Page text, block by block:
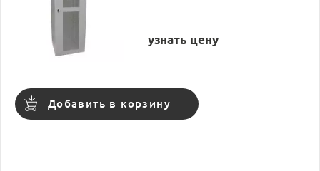
узнать цену
Добавить в корзину